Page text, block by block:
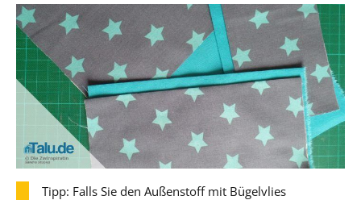
Tipp: Falls Sie den Außenstoff mit Bügelvlies